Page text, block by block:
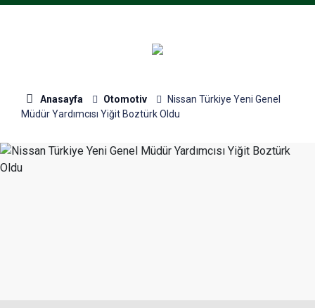
Anasayfa Otomotiv
Nissan Türkiye Yeni Genel
Müdür Yardımcısı Yiğit Boztürk Oldu